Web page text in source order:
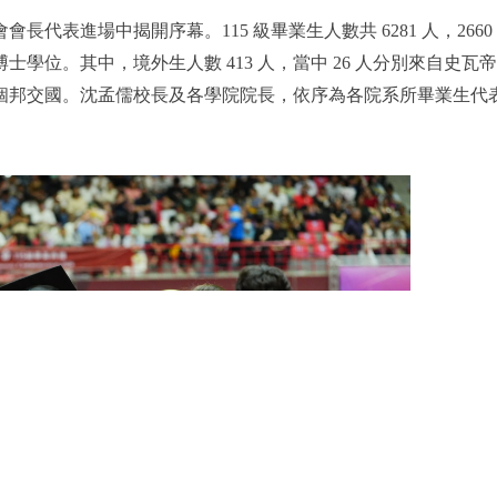
長代表進場中揭開序幕。115 級畢業生人數共 6281 人，2660
學位。其中，境外生人數 413 人，當中 26 人分別來自史瓦
交國。沈孟儒校長及各學院院長，依序為各院系所畢業生代